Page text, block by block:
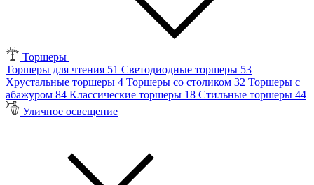
Торшеры
Торшеры для чтения 51 Светодиодные торшеры 53
Хрустальные торшеры 4 Торшеры со столиком 32 Торшеры с
абажуром 84 Классические торшеры 18 Стильные торшеры 44
Уличное освещение